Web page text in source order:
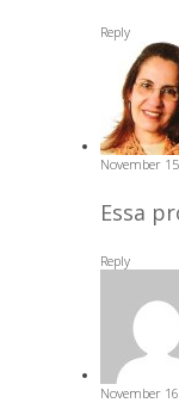
Reply
November
Essa
Reply
November